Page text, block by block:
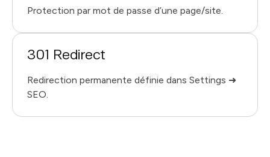
Protection par mot de passe d’une page/site.
301 Redirect
Redirection permanente définie dans Settings ➜
SEO.